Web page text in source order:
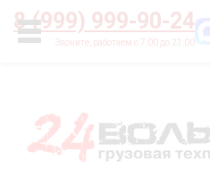
8 (999) 999-90-24
Главная О нас Цены